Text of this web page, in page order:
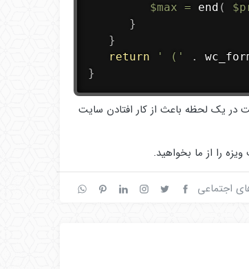
$max = end (
}
}
return
' (' .
}
در یک لحظه باعث از کار افتادن سایت
را از ما بخواهید.
اجتماعی